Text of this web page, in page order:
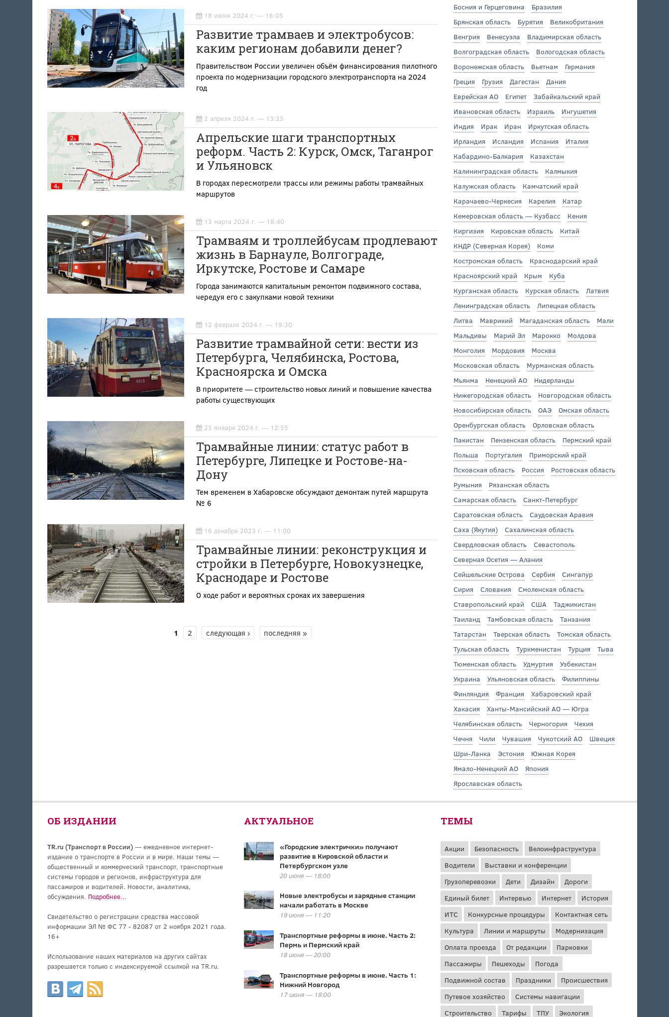
18 июня 2024 г. — 16:05
Развитие трамваев и электробусов:
каким регионам добавили денег?
Правительством России увеличен объём финансирования пилотного
проекта по модернизации городского электротранспорта на 2024
год
2 апреля 2024 г. — 13:25
Апрельские шаги транспортных
реформ. Часть 2: Курск, Омск, Таганрог
и Ульяновск
В городах пересмотрели трассы или режимы работы трамвайных
маршрутов
13 марта 2024 г. — 18:40
Трамваям и троллейбусам продлевают
жизнь в Барнауле, Волгограде,
Иркутске, Ростове и Самаре
Города занимаются капитальным ремонтом подвижного состава,
чередуя его с закупками новой техники
12 февраля 2024 г. — 19:30
Развитие трамвайной сети: вести из
Петербурга, Челябинска, Ростова,
Красноярска и Омска
В приоритете — строительство новых линий и повышение качества
работы существующих
25 января 2024 г. — 12:55
Трамвайные линии: статус работ в
Петербурге, Липецке и Ростове-на-
Дону
Тем временем в Хабаровске обсуждают демонтаж путей маршрута
№ 6
16 декабря 2023 г. — 11:00
Трамвайные линии: реконструкция и
стройки в Петербурге, Новокузнецке,
Краснодаре и Ростове
О ходе работ и вероятных сроках их завершения
1 2 следующая › последняя »
Босния и Герцеговина
Бразилия
Брянская область
Бурятия
Великобритания
Венгрия
Венесуэла
Владимирская область
Волгоградская область
Вологодская область
Воронежская область
Вьетнам
Германия
Греция
Грузия Дагестан
Дания
Еврейская АО
Египет
Забайкальский край
Ивановская область
Израиль
Ингушетия
Индия
Ирак Иран
Иркутская область
Ирландия
Исландия Испания
Италия
Кабардино-Балкария
Казахстан
Калининградская область
Калмыкия
Калужская область
Камчатский край
Карачаево-Черкесия
Карелия
Катар
Кемеровская область — Кузбасс
Кения
Киргизия
Кировская область
Китай
КНДР (Северная Корея)
Коми
Костромская область
Краснодарский край
Красноярский край
Крым
Куба
Курганская область
Курская область
Латвия
Ленинградская область
Липецкая область
Литва
Маврикий Магаданская область
Мали
Мальдивы
Марий Эл Марокко
Молдова
Монголия
Мордовия
Москва
Московская область
Мурманская область
Мьянма
Ненецкий АО
Нидерланды
Нижегородская область
Новгородская область
Новосибирская область
ОАЭ
Омская область
Оренбургская область
Орловская область
Пакистан
Пензенская область
Пермский край
Польша
Португалия
Приморский край
Псковская область
Россия
Ростовская область
Румыния
Рязанская область
Самарская область
Санкт-Петербург
Саратовская область
Саудовская Аравия
Саха (Якутия)
Сахалинская область
Свердловская область
Севастополь
Северная Осетия — Алания
Сейшельские Острова
Сербия
Сингапур
Сирия
Словакия
Смоленская область
Ставропольский край
США
Таджикистан
Таиланд
Тамбовская область
Танзания
Татарстан
Тверская область
Томская область
Тульская область
Туркменистан Турция
Тыва
Тюменская область
Удмуртия
Узбекистан
Украина
Ульяновская область
Филиппины
Финляндия
Франция
Хабаровский край
Хакасия
Ханты-Мансийский АО — Югра
Челябинская область
Черногория
Чехия
Чечня
Чили Чувашия Чукотский АО
Швеция
Шри-Ланка
Эстония
Южная Корея
Ямало-Ненецкий АО
Япония
Ярославская область
ОБ ИЗДАНИИ
TR.ru (Транспорт в России)— ежедневное интернет-
издание о транспорте в России и в мире. Наши темы —
общественный и коммерческий транспорт, транспортные
системы городов и регионов, инфраструктура для
пассажиров и водителей. Новости, аналитика,
обсуждения. Подробнее...
Свидетельство о регистрации средства массовой
информации ЭЛ № ФС 77 - 82087 от 2 ноября 2021 года.
16+
Использование наших материалов на других сайтах
разрешается только с индексируемой ссылкой на TR.ru.
АКТУАЛЬНОЕ
«Городские электрички» получают
развитие в Кировской области и
Петербургском узле
20 июня — 18:00
Новые электробусы и зарядные станции
начали работать в Москве
19 июня — 11:20
Транспортные реформы в июне. Часть 2:
Пермь и Пермский край
18 июня — 20:00
Транспортные реформы в июне. Часть 1:
Нижний Новгород
17 июня — 18:00
ТЕМЫ
Акции Безопасность
Велоинфраструктура
Водители
Выставки и конференции
Грузоперевозки
Дети Дизайн
Дороги
Единый билет
Интервью Интернет
История
ИТС
Конкурсные процедуры
Контактная сеть
Культура
Линии и маршруты
Модернизация
Оплата проезда
От редакции
Парковки
Пассажиры
Пешеходы
Погода
Подвижной состав
Праздники
Происшествия
Путевое хозяйство
Системы навигации
Строительство
Тарифы ТПУ Экология